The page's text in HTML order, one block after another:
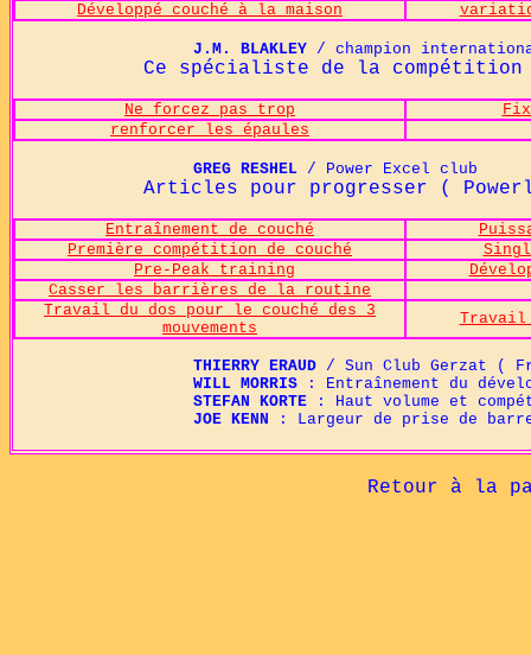
Développé couché à la maison
J.M. BLAKLEY / champion
Ce spécialiste de la compétition
Ne forcez pas trop
renforcer les épaules
GREG RESHEL / Power Excel club
Articles pour progresser (
Entraînement de couché
Première compétition de couché
Pre-Peak training
Casser les barrières de la routine
Travail du dos pour le couché des 3
mouvements
Travail
THIERRY ERAUD / Sun Club Gerzat (
WILL MORRIS : Entraînement du
STEFAN KORTE : Haut volume et
JOE KENN : Largeur de prise de
Retour à la